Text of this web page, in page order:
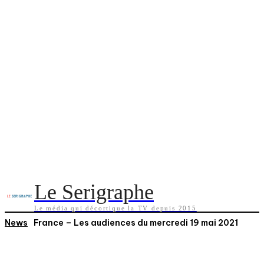
Le Serigraphe
Le média qui décortique la TV depuis 2015
News France – Les audiences du mercredi 19 mai 2021